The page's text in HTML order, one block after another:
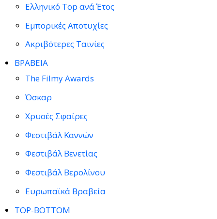
Ελληνικό Top ανά Έτος
Εμπορικές Αποτυχίες
Ακριβότερες Ταινίες
ΒΡΑΒΕΙΑ
The Filmy Awards
Όσκαρ
Χρυσές Σφαίρες
Φεστιβάλ Καννών
Φεστιβάλ Βενετίας
Φεστιβάλ Βερολίνου
Ευρωπαϊκά Βραβεία
TOP-BOTTOM